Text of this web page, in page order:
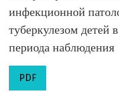
инфекционной
туберкулезом детей
периода наблюдения
PDF